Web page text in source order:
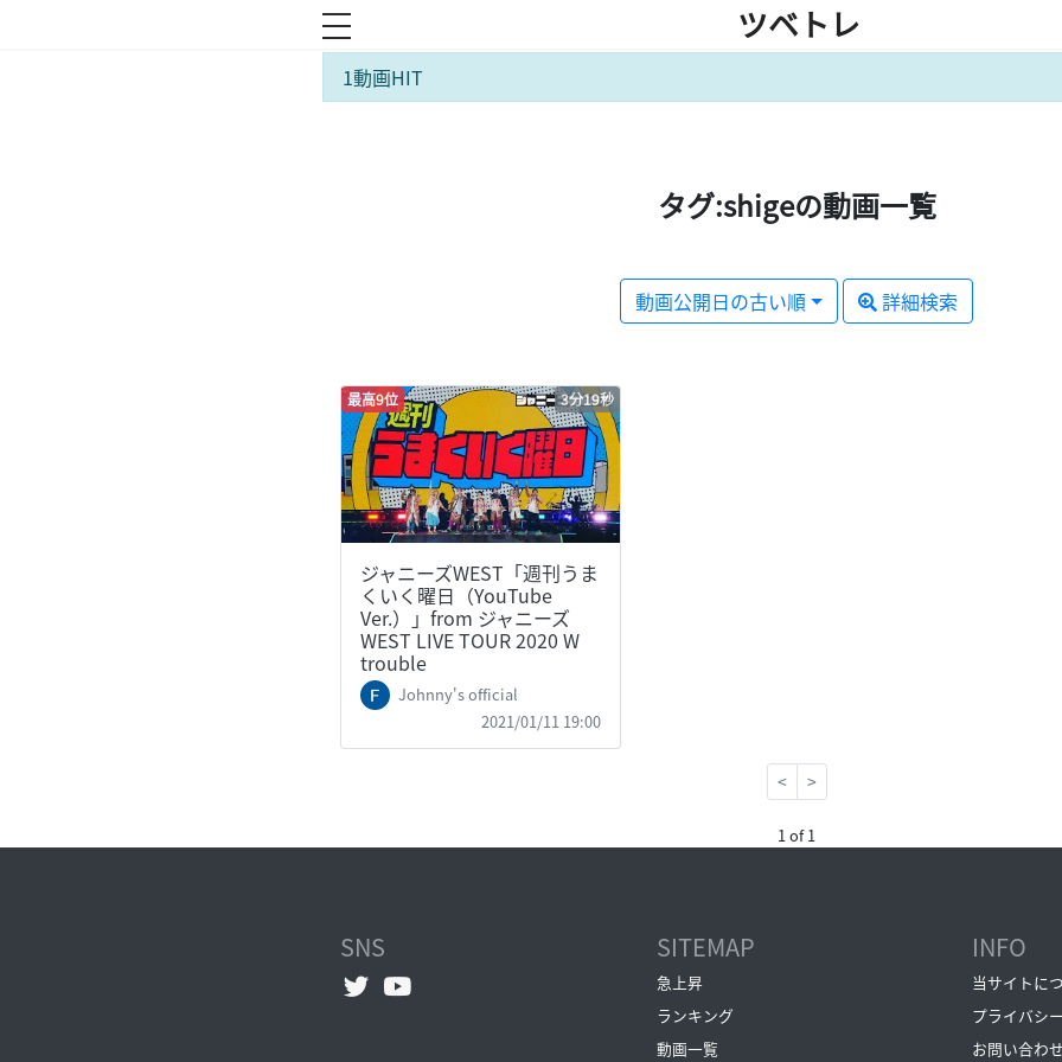
toggle navigation ツベトレ
1動画HIT
タグ:shigeの動画一覧
動画公開日の古い順 詳細検索
最高9位 3分19秒
ジャニーズWEST「週刊うま
くいく曜日（YouTube
Ver.）」from ジャニーズ
WEST LIVE TOUR 2020 W
trouble
Johnny's official
2021/01/11 19:00
< >
1 of 1
SNS SITEMAP
急上昇
ランキング
動画一覧
INFO
当サイトに
プライバシ
お問い合わ